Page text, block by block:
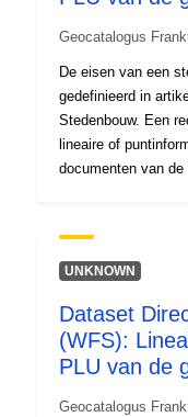
Geocatalogus
De eisen van een
gedefinieerd in
Stedenbouw. Een
lineaire of
documenten van
regulering van het
UNKNOWN
Dataset
(WFS):
PLU van de
Geocatalogus